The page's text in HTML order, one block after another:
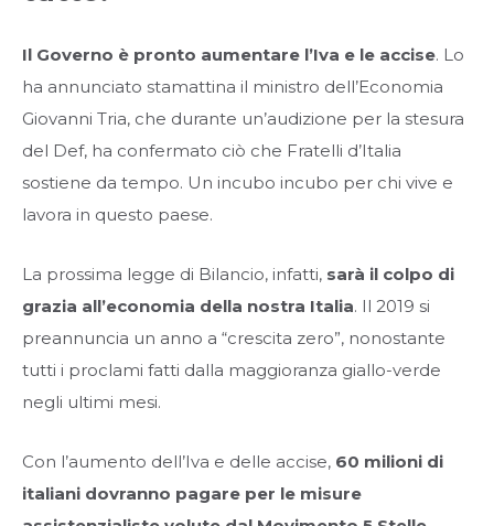
Il Governo è pronto aumentare l’Iva e le accise. Lo
ha annunciato stamattina il ministro dell’Economia
Giovanni Tria, che durante un’audizione per la stesura
del Def, ha confermato ciò che Fratelli d’Italia
sostiene da tempo. Un incubo incubo per chi vive e
lavora in questo paese.
La prossima legge di Bilancio, infatti, sarà il colpo di
grazia all’economia della nostra Italia. Il 2019 si
preannuncia un anno a “crescita zero”, nonostante
tutti i proclami fatti dalla maggioranza giallo-verde
negli ultimi mesi.
Con l’aumento dell’Iva e delle accise, 60 milioni di
italiani dovranno pagare per le misure